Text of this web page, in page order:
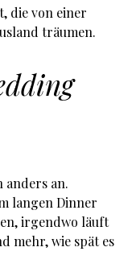
an.
langen Dinner
irgendwo läuft
mehr, wie spät es